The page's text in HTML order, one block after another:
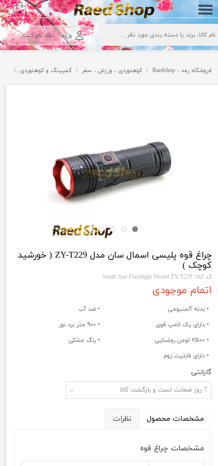
ورود / ثبت نام کنید
حساب کاربری من
تغییر گذر واژه
سفارشات
خروج از حساب کاربری
۰
فروشگاه رعد - Raedshop کوهنوردی ، ورزش ، سفر کمپینگ و کوهنوردی
چراغ قوه پلیسی اسمال سان مدل ZY-T229 ( خورشید
کوچک )
کد کالا: Small Sun Flashlight Model ZY-T229
اتمام موجودی
• بدنه آلمنیومی
• ضد آب
• دارای یک لامپ قوی
• 900 متر برد نور
• 2500 لومن روشنایی
• رنگ مشکی
• دارای قابلیت زوم
گارانتی
7 روز ضمانت تست و بازگشت کالا
مشخصات محصول نظرات
مشخصات چراغ قوه